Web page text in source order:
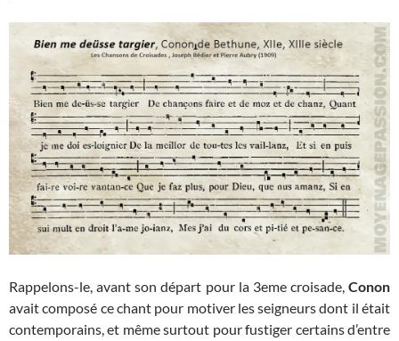
Rappelons-le, avant son départ pour la 3eme croisade, Conon
avait composé ce chant pour motiver les seigneurs dont il était
contemporains, et même surtout pour fustiger certains d’entre